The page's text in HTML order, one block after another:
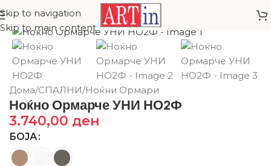
Skip to navigation
Skip to main content
Дома/СПАЛНИ/Ноќни Ормари
Ноќно Ормарче УНИ НО2Ф
3.740,00 ден
БОЈА